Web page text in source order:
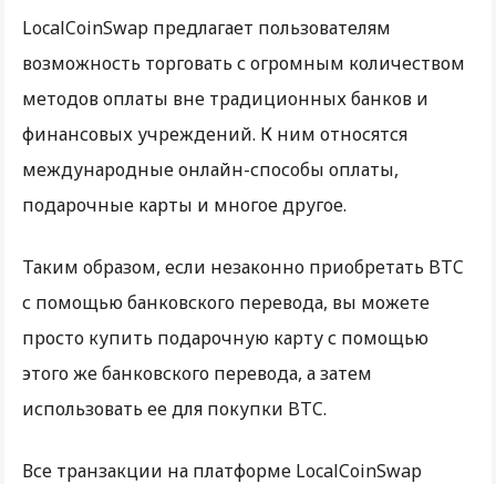
LocalCoinSwap предлагает пользователям
возможность торговать с огромным количеством
методов оплаты вне традиционных банков и
финансовых учреждений. К ним относятся
международные онлайн-способы оплаты,
подарочные карты и многое другое.
Таким образом, если незаконно приобретать BTC
с помощью банковского перевода, вы можете
просто купить подарочную карту с помощью
этого же банковского перевода, а затем
использовать ее для покупки BTC.
Все транзакции на платформе LocalCoinSwap